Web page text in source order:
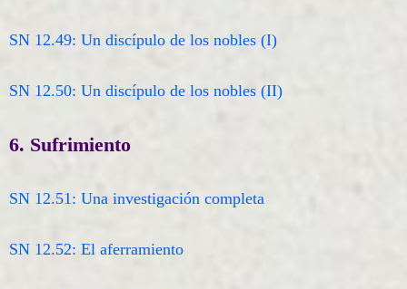
SN 12.49: Un discípulo de los nobles (I)
SN 12.50: Un discípulo de los nobles (II)
6. Sufrimiento
SN 12.51: Una investigación completa
SN 12.52: El aferramiento